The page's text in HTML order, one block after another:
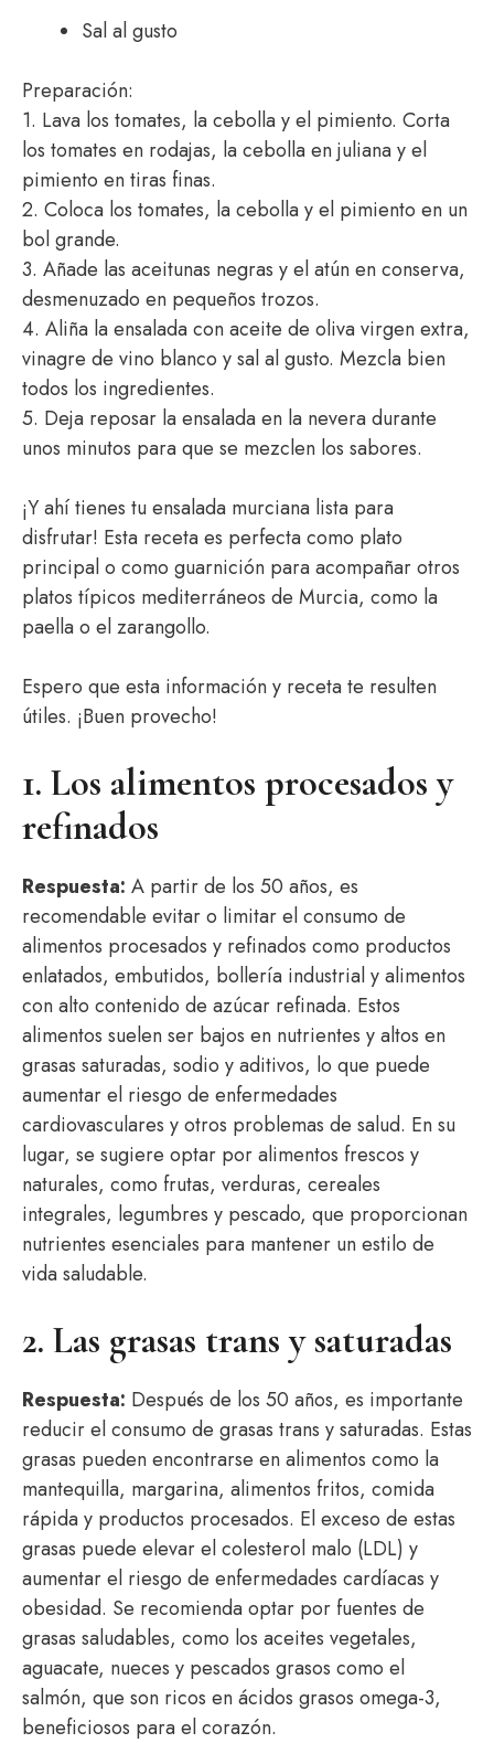
Sal al gusto
Preparación:
1. Lava los tomates, la cebolla y el pimiento. Corta
los tomates en rodajas, la cebolla en juliana y el
pimiento en tiras finas.
2. Coloca los tomates, la cebolla y el pimiento en un
bol grande.
3. Añade las aceitunas negras y el atún en conserva,
desmenuzado en pequeños trozos.
4. Aliña la ensalada con aceite de oliva virgen extra,
vinagre de vino blanco y sal al gusto. Mezcla bien
todos los ingredientes.
5. Deja reposar la ensalada en la nevera durante
unos minutos para que se mezclen los sabores.
¡Y ahí tienes tu ensalada murciana lista para
disfrutar! Esta receta es perfecta como plato
principal o como guarnición para acompañar otros
platos típicos mediterráneos de Murcia, como la
paella o el zarangollo.
Espero que esta información y receta te resulten
útiles. ¡Buen provecho!
1. Los alimentos procesados y
refinados
Respuesta: A partir de los 50 años, es
recomendable evitar o limitar el consumo de
alimentos procesados y refinados como productos
enlatados, embutidos, bollería industrial y alimentos
con alto contenido de azúcar refinada. Estos
alimentos suelen ser bajos en nutrientes y altos en
grasas saturadas, sodio y aditivos, lo que puede
aumentar el riesgo de enfermedades
cardiovasculares y otros problemas de salud. En su
lugar, se sugiere optar por alimentos frescos y
naturales, como frutas, verduras, cereales
integrales, legumbres y pescado, que proporcionan
nutrientes esenciales para mantener un estilo de
vida saludable.
2. Las grasas trans y saturadas
Respuesta: Después de los 50 años, es importante
reducir el consumo de grasas trans y saturadas. Estas
grasas pueden encontrarse en alimentos como la
mantequilla, margarina, alimentos fritos, comida
rápida y productos procesados. El exceso de estas
grasas puede elevar el colesterol malo (LDL) y
aumentar el riesgo de enfermedades cardíacas y
obesidad. Se recomienda optar por fuentes de
grasas saludables, como los aceites vegetales,
aguacate, nueces y pescados grasos como el
salmón, que son ricos en ácidos grasos omega-3,
beneficiosos para el corazón.